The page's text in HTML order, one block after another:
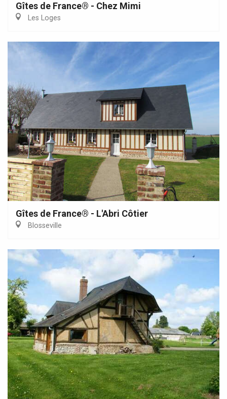
Gîtes de France® - Chez Mimi
Les Loges
Gîtes de France® - L'Abri Côtier
Blosseville